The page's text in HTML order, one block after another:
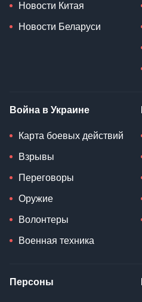
Новости Китая
Новости Беларуси
Война в Украине
Карта боевых действий
Взрывы
Переговоры
Оружие
Волонтеры
Военная техника
Персоны